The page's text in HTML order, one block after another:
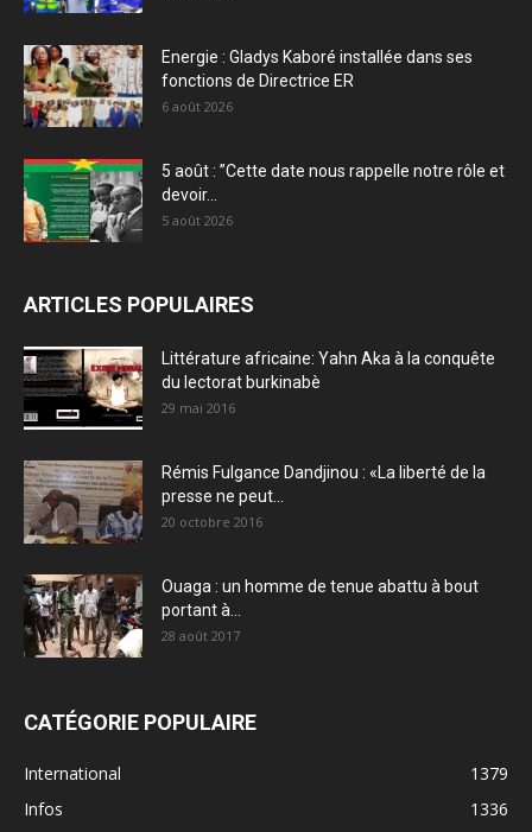
Energie : Gladys Kaboré installée dans ses
fonctions de Directrice ER
6 août 2026
5 août : ”Cette date nous rappelle notre rôle et
devoir...
5 août 2026
ARTICLES POPULAIRES
Littérature africaine: Yahn Aka à la conquête
du lectorat burkinabè
29 mai 2016
Rémis Fulgance Dandjinou : «La liberté de la
presse ne peut...
20 octobre 2016
Ouaga : un homme de tenue abattu à bout
portant à...
28 août 2017
CATÉGORIE POPULAIRE
International
1379
Infos
1336